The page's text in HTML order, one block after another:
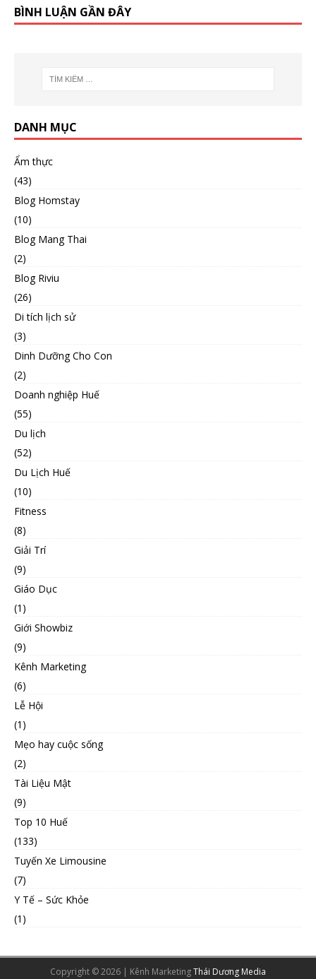
BÌNH LUẬN GẦN ĐÂY
DANH MỤC
Ẩm thực
(43)
Blog Homstay
(10)
Blog Mang Thai
(2)
Blog Riviu
(26)
Di tích lịch sử
(3)
Dinh Dưỡng Cho Con
(2)
Doanh nghiệp Huế
(55)
Du lịch
(52)
Du Lịch Huế
(10)
Fitness
(8)
Giải Trí
(9)
Giáo Dục
(1)
Giới Showbiz
(9)
Kênh Marketing
(6)
Lễ Hội
(1)
Mẹo hay cuộc sống
(2)
Tài Liệu Mật
(9)
Top 10 Huế
(133)
Tuyến Xe Limousine
(7)
Y Tế – Sức Khỏe
(1)
Copyright © 2026 | Kênh MarketingThái Dương Media